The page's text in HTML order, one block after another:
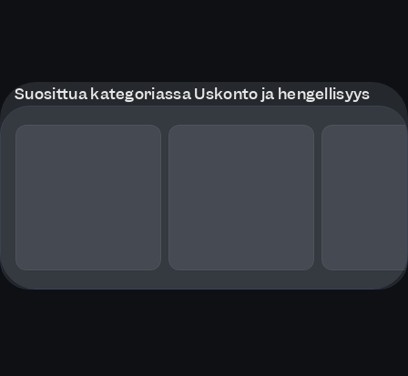
Suosittua kategoriassa Uskonto ja hengellisyys